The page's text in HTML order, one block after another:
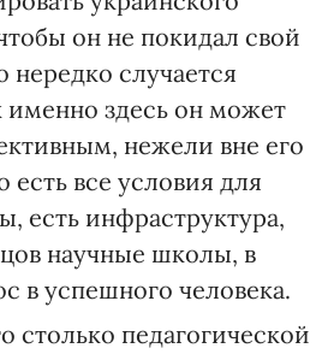
он не покидал свой
нередко случается
именно здесь он может
нежели вне его
все условия для
есть инфраструктура,
научные школы, в
в успешного человека.
столько педагогической